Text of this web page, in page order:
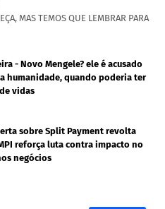
MAS TEMOS QUE LEMBRAR PARA
- Novo Mengele? ele é acusado
humanidade, quando poderia ter
vidas
sobre Split Payment revolta
reforça luta contra impacto no
negócios